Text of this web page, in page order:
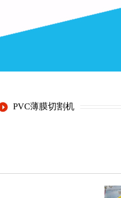
PVC薄膜切割机